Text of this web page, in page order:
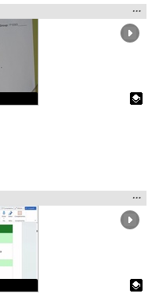
la
…
la
…